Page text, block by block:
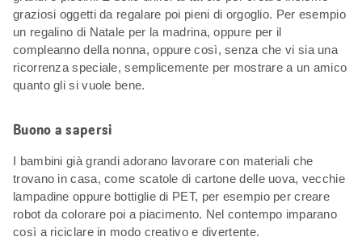
graziosi oggetti da regalare poi pieni di orgoglio. Per esempio
un regalino di Natale per la madrina, oppure per il
compleanno della nonna, oppure così, senza che vi sia una
ricorrenza speciale, semplicemente per mostrare a un amico
quanto gli si vuole bene.
Buono a sapersi
I bambini già grandi adorano lavorare con materiali che
trovano in casa, come scatole di cartone delle uova, vecchie
lampadine oppure bottiglie di PET, per esempio per creare
robot da colorare poi a piacimento. Nel contempo imparano
così a riciclare in modo creativo e divertente.